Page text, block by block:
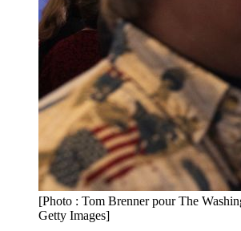
[Photo : Tom Brenner pour The
Getty Images]